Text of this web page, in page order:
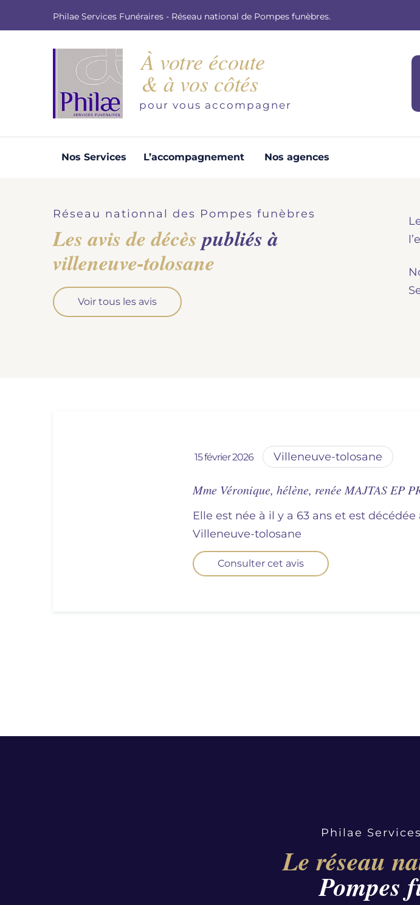
Philae Services Funéraires - Réseau national de Pompes funèbres.
À votre écoute
& à vos côtés
pour vous accompagner
Nos Services L’accompagnement Nos agences
Demandez votre devis pour l'organisation
d'obsèques, nos équipe s'engage à vous
répondre dans les meilleurs délais.
Demander un devis obsèques
soulager vos proches
cérémonie. Nous vous
Demander un
Réseau nationnal des Pompes funèbres
Les avis de décèspubliés à
villeneuve-tolosane
Voir tous les avis
15 février 2026 villeneuve-tolosane
Mme Véronique, hélène, renée MAJTAS EP
Elle est née à il y a 63 ans et est décédée
villeneuve-tolosane
Consulter cet avis
Philae
Le réseau
Pompes